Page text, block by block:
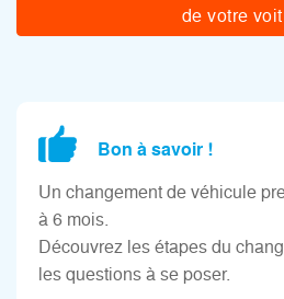
de votre
Bon à savoir !
Un changement de véhicule
à 6 mois.
Découvrez les étapes du
les questions à se poser.